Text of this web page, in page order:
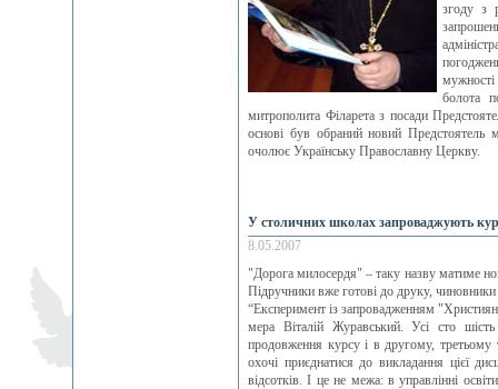
згоду з
болота
митрополита Філарета з посади
основі був обраний новий
очолює Українську Православну Церкву.
У столичних школах запроваджують
8.05.2007
"Дорога милосердя" – таку назву матиме
Підручники вже готові до друку,
“Експеримент із запровадженням
мера Віталій Журавський. Усі сто
продовження курсу і в другому, третьому
охочі приєднатися до викладання цієї
відсотків. І це не межа: в управлінні